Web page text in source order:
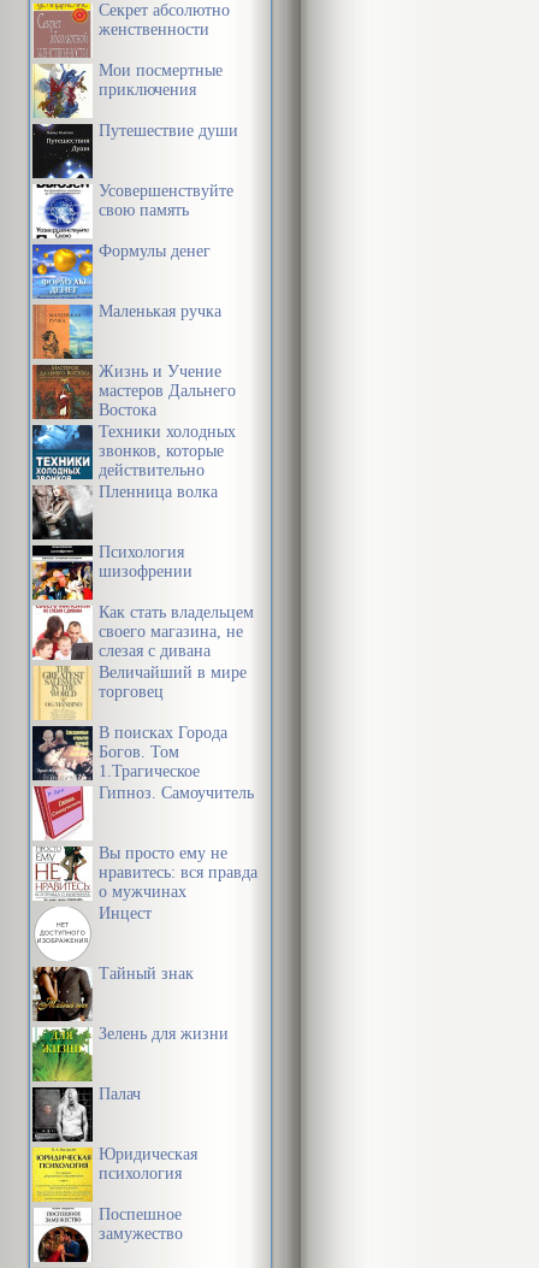
Секрет абсолютно
женственности
Мои посмертные
приключения
Путешествие души
Усовершенствуйте
свою память
Формулы денег
Маленькая ручка
Жизнь и Учение
мастеров Дальнего
Востока
Техники холодных
звонков, которые
действительно
работают
Пленница волка
Психология
шизофрении
Как стать владельцем
своего магазина, не
слезая с дивана
Величайший в мире
торговец
В поисках Города
Богов. Том
1.Трагическое
послание древних.
Гипноз. Самоучитель
Вы просто ему не
нравитесь: вся правда
о мужчинах
Инцест
Тайный знак
Зелень для жизни
Палач
Юридическая
психология
Поспешное
замужество